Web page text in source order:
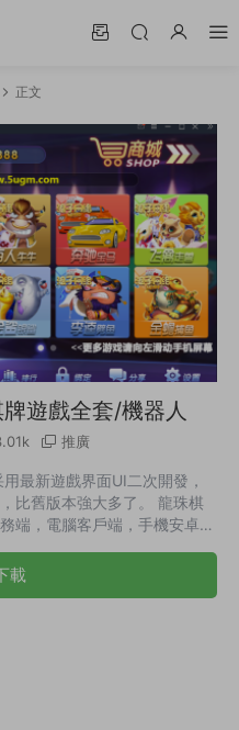
正文
遊戲全套/機器人
推廣
最新遊戲界面UI二次開發，
比舊版本強大多了。 龍珠棋
端，電腦客戶端，手機安卓、
。 内含遊戲：萬人水果機 水
奔馳寶馬 百家樂 飛禽走獸 金
載